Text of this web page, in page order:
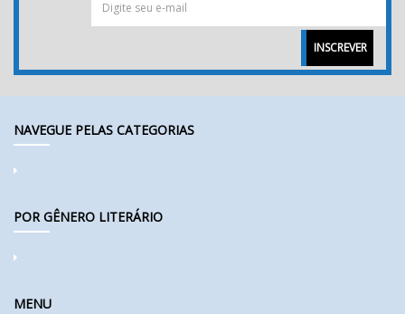
INSCREVER
NAVEGUE PELAS CATEGORIAS
POR GÊNERO LITERÁRIO
MENU